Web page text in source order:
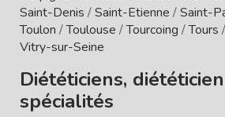
Saint-Denis /Saint-Etienne /Saint-
Toulon /Toulouse /Tourcoing /Tours /
Vitry-sur-Seine
Diététiciens,
spécialités